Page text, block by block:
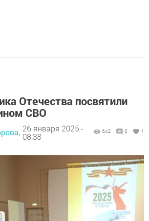
Отечества посвятили
СВО
26 января 2025 -
08:38
642 0 1